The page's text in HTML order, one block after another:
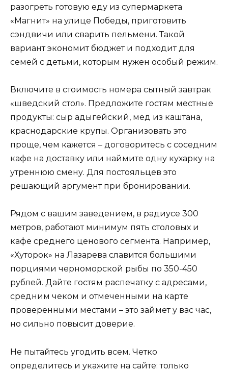
разогреть готовую еду из супермаркета
«Магнит» на улице Победы, приготовить
сэндвичи или сварить пельмени. Такой
вариант экономит бюджет и подходит для
семей с детьми, которым нужен особый режим.
Включите в стоимость номера сытный завтрак
«шведский стол». Предложите гостям местные
продукты: сыр адыгейский, мед из каштана,
краснодарские крупы. Организовать это
проще, чем кажется – договоритесь с соседним
кафе на доставку или наймите одну кухарку на
утреннюю смену. Для постояльцев это
решающий аргумент при бронировании.
Рядом с вашим заведением, в радиусе 300
метров, работают минимум пять столовых и
кафе среднего ценового сегмента. Например,
«Хуторок» на Лазарева славится большими
порциями черноморской рыбы по 350-450
рублей. Дайте гостям распечатку с адресами,
средним чеком и отмеченными на карте
проверенными местами – это займет у вас час,
но сильно повысит доверие.
Не пытайтесь угодить всем. Четко
определитесь и укажите на сайте: только